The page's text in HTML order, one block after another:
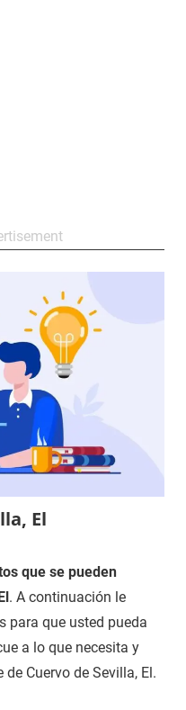
El
que se pueden
. A continuación le
para que usted pueda
a lo que necesita y
Cuervo de Sevilla, El.